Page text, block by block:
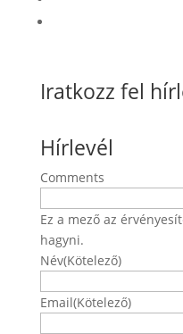
Iratkozz fel
Hírlevél
Comments
Ez a mező az
hagyni.
Név(Kötelező)
Email(Kötelező)